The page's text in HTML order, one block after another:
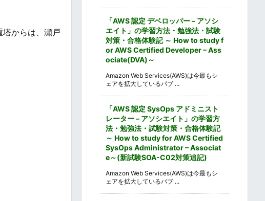
からは、瀬戸
「AWS 認定 デベロッパー – アソシ
エイト」の学習方法・勉強法・試験
対策・合格体験記 ～ How to study f
or AWS Certified Developer – Ass
ociate(DVA)～
Amazon Web Services(AWS)は今最もシ
ェアを拡大しているパブ ...
「AWS 認定 SysOps アドミニスト
レーター – アソシエイト」の学習方
法・勉強法・試験対策・合格体験記
～ How to study for AWS Certified
SysOps Administrator – Associat
e～(新試験SOA-C02対策追記)
Amazon Web Services(AWS)は今最もシ
ェアを拡大しているパブ ...